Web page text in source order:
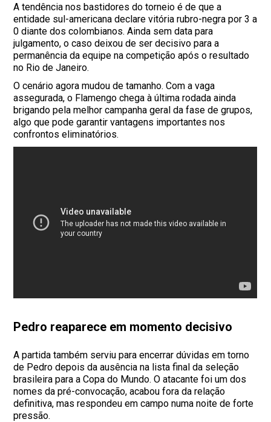
A tendência nos bastidores do torneio é de que a
entidade sul-americana declare vitória rubro-negra por 3 a
0 diante dos colombianos. Ainda sem data para
julgamento, o caso deixou de ser decisivo para a
permanência da equipe na competição após o resultado
no Rio de Janeiro.
O cenário agora mudou de tamanho. Com a vaga
assegurada, o Flamengo chega à última rodada ainda
brigando pela melhor campanha geral da fase de grupos,
algo que pode garantir vantagens importantes nos
confrontos eliminatórios.
Pedro reaparece em momento decisivo
A partida também serviu para encerrar dúvidas em torno
de Pedro depois da ausência na lista final da seleção
brasileira para a Copa do Mundo. O atacante foi um dos
nomes da pré-convocação, acabou fora da relação
definitiva, mas respondeu em campo numa noite de forte
pressão.